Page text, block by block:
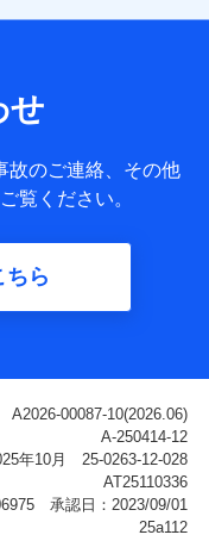
の情報などの個人デ
お客さまの識別子、
ご利用に関する情
ント利用履歴などが
ット利用時の行動に
時の行動に関する情
称・購入場所・決済
関する情報などが含
せ
故のご連絡、その他
覧ください。
ちら